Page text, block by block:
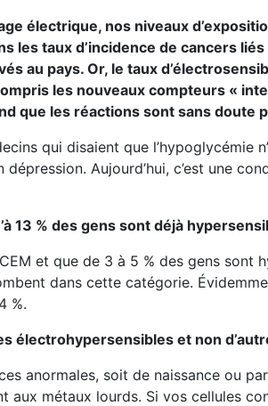
électrique, nos niveaux
les taux d’incidence de cancers
au pays. Or, le taux
les nouveaux compteurs «
que les réactions sont sans doute
qui disaient que l’hypoglycémie
Aujourd’hui, c’est une
13 % des gens sont déjà
et que de 3 à 5 % des gens sont
dans cette catégorie.
%.
électrohypersensibles et non
anormales, soit de naissance ou
aux métaux lourds. Si vos cellules